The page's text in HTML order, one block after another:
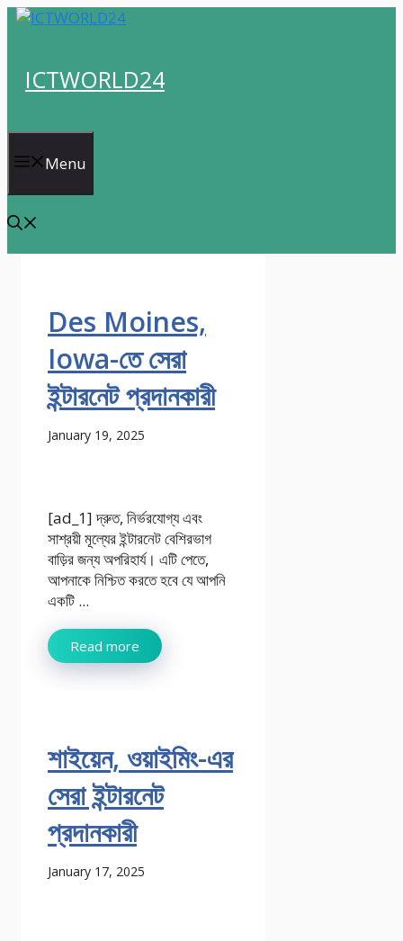
Skip
ICTWORLD24
Menu
Des Moines,
Iowa-তে সেরা
ইন্টারনেট প্রদানকারী
January 19, 2025
[ad_1] দ্রুত, নির্ভরযোগ্য এবং
সাশ্রয়ী মূল্যের ইন্টারনেট বেশিরভাগ
বাড়ির জন্য অপরিহার্য। এটি পেতে,
আপনাকে নিশ্চিত করতে হবে যে আপনি
একটি ...
Read more
শাইয়েন, ওয়াইমিং-এর
সেরা ইন্টারনেট
প্রদানকারী
January 17, 2025